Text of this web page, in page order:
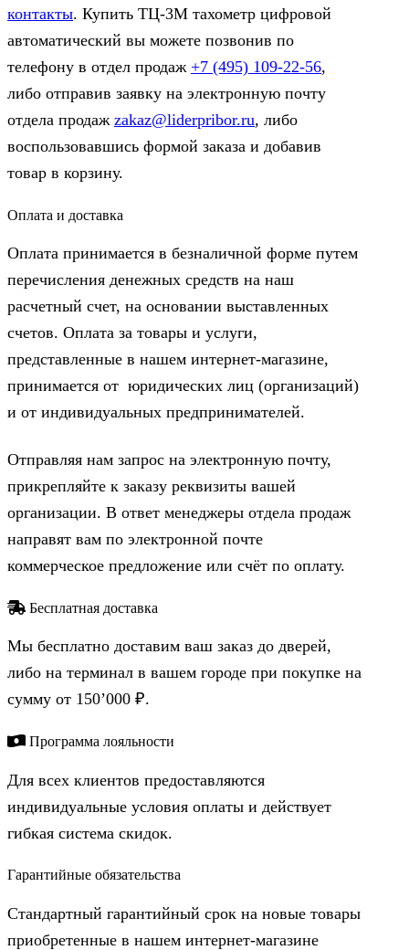
контакты. Купить ТЦ-3М тахометр цифровой
автоматический вы можете позвонив по
телефону в отдел продаж +7 (495) 109-22-56,
либо отправив заявку на электронную почту
отдела продаж zakaz@liderpribor.ru, либо
воспользовавшись формой заказа и добавив
товар в корзину.
Оплата и доставка
Оплата принимается в безналичной форме путем
перечисления денежных средств на наш
расчетный счет, на основании выставленных
счетов. Оплата за товары и услуги,
представленные в нашем интернет-магазине,
принимается от юридических лиц (организаций)
и от индивидуальных предпринимателей.
Отправляя нам запрос на электронную почту,
прикрепляйте к заказу реквизиты вашей
организации. В ответ менеджеры отдела продаж
направят вам по электронной почте
коммерческое предложение или счёт по оплату.
Бесплатная доставка
Мы бесплатно доставим ваш заказ до дверей,
либо на терминал в вашем городе при покупке на
сумму от 150’000 ₽.
Программа лояльности
Для всех клиентов предоставляются
индивидуальные условия оплаты и действует
гибкая система скидок.
Гарантийные обязательства
Стандартный гарантийный срок на новые товары
приобретенные в нашем интернет-магазине